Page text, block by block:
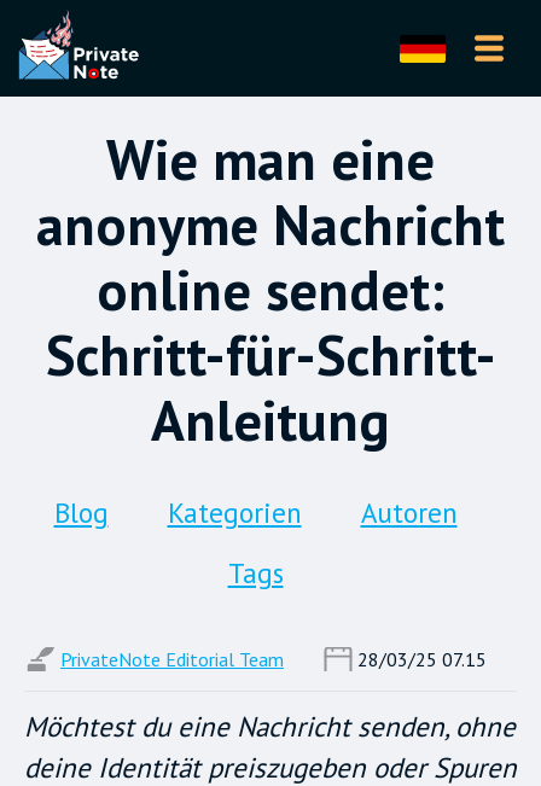
Wie man eine
anonyme Nachricht
online sendet:
Schritt-für-Schritt-
Anleitung
Blog Kategorien
Autoren
Tags
PrivateNote Editorial Team 28/03/25 07.15
Möchtest du eine Nachricht senden, ohne
deine Identität preiszugeben oder Spuren